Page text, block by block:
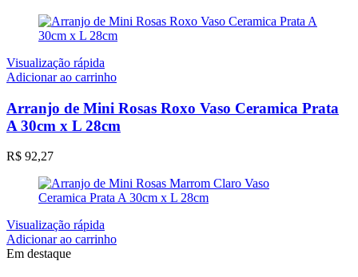
Visualização rápida
Adicionar ao carrinho
Arranjo de Mini Rosas Roxo Vaso Ceramica Prata
A 30cm x L 28cm
R$ 92,27
Visualização rápida
Adicionar ao carrinho
Em destaque